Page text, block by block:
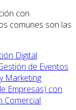
con
comunes son las
Digital
de Eventos
Marketing
Empresas) con
Comercial